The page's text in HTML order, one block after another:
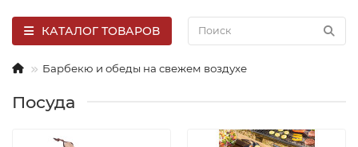
КАТАЛОГ ТОВАРОВ
Барбекю и обеды на свежем воздухе
Посуда